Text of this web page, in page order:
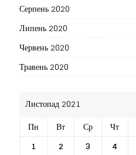
Серпень 2020
Липень 2020
Червень 2020
Травень 2020
Листопад 2021
Пн
Вт Ср Чт
1
2 3 4